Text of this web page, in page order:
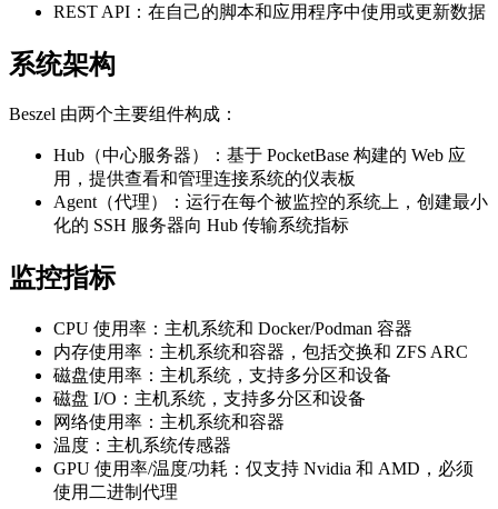
REST API：在自己的脚本和应用程序中使用或更新数据
系统架构
Beszel 由两个主要组件构成：
Hub（中心服务器）：基于 PocketBase 构建的 Web 应
用，提供查看和管理连接系统的仪表板
Agent（代理）：运行在每个被监控的系统上，创建最小
化的 SSH 服务器向 Hub 传输系统指标
监控指标
CPU 使用率：主机系统和 Docker/Podman 容器
内存使用率：主机系统和容器，包括交换和 ZFS ARC
磁盘使用率：主机系统，支持多分区和设备
磁盘 I/O：主机系统，支持多分区和设备
网络使用率：主机系统和容器
温度：主机系统传感器
GPU 使用率/温度/功耗：仅支持 Nvidia 和 AMD，必须
使用二进制代理